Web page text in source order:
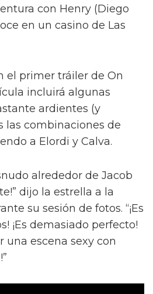
con Henry (Diego
en un casino de Las
el primer tráiler de On
incluirá algunas
ardientes (y
las combinaciones de
a Elordi y Calva.
alrededor de Jacob
dijo la estrella a la
su sesión de fotos. “¡Es
¡Es demasiado perfecto!
una escena sexy con